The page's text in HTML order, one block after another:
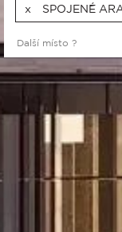
SPOJENÉ